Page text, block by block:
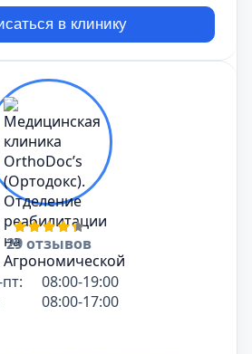
в клинику
29 отзывов
08:00-19:00
08:00-17:00